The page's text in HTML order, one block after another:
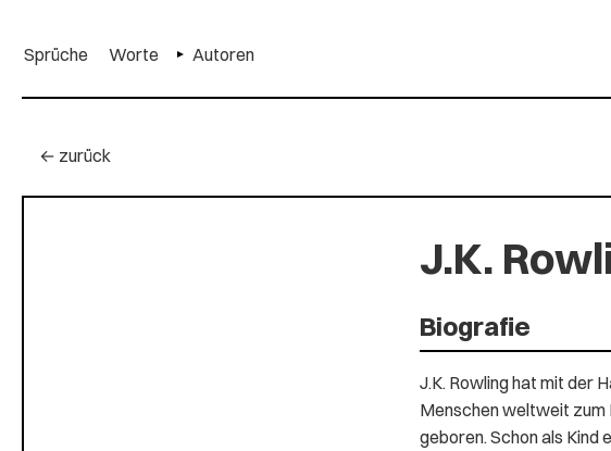
Sprüche Worte Autoren
← zurück
J.K.
Biografie
J.K. Rowling hat mit der
Menschen weltweit zum
geboren. Schon als Kind